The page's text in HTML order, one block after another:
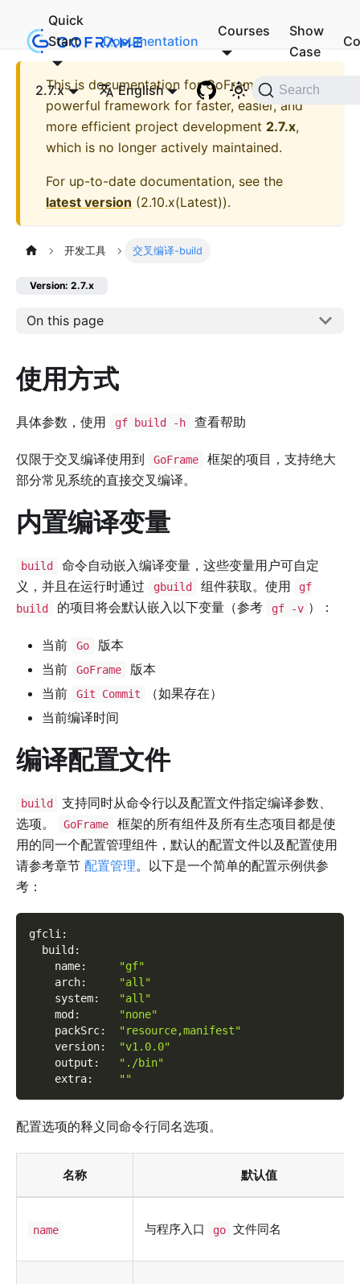
Quick
Start
Documentation
Courses
Show
Case
2.7.x English Search
This is documentation forGoFrame - A
powerful framework for faster, easier, and
more efficient project development 2.7.x,
which is no longer actively maintained.
For up-to-date documentation, see the
latest version (2.10.x(Latest)).
开发工具 交叉编译-build
Version: 2.7.x
On this page
使用方式
具体参数，使用 gf build -h 查看帮助
仅限于交叉编译使用到 GoFrame
框架的项目，支持绝大
部分常见系统的直接交叉编译。
内置编译变量
build
命令自动嵌入编译变量，这些变量用户可自定
义，并且在运行时通过
gbuild 组件获取。使用
gf
build
的项目将会默认嵌入以下变量（参考 gf -v ）：
当前 Go
版本
当前
GoFrame
版本
当前
Git Commit
（如果存在）
当前编译时间
编译配置文件
build
支持同时从命令行以及配置文件指定编译参数、
选项。
GoFrame
框架的所有组件及所有生态项目都是使
用的同一个配置管理组件，默认的配置文件以及配置使用
请参考章节 配置管理。以下是一个简单的配置示例供参
考：
gfcli:
build :
name:
"gf"
arch:
"all"
system:
"all"
mod :
"none"
packSrc:
"resource,manifest"
version:
"v1.0.0"
output :
"./bin"
extra: ""
配置选项的释义同命令行同名选项。
名称 默认值
name 与程序入口 go 文件同名